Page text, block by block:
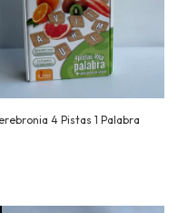
4 Pistas 1 Palabra